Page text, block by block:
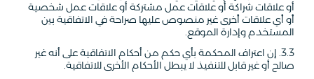
أو علاقات شراكة أو علاقات عمل مشتركة أو علاقات عمل شخصية
أو أي علاقات أخرى غير منصوص عليها صراحة في الاتفاقية بين
المستخدم وإدارة الموقع.
3.3. إن اعتراف المحكمة بأي حكم من أحكام الاتفاقية على أنه غير
صالح أو غير قابل للتنفيذ لا يبطل الأحكام الأخرى للاتفاقية.